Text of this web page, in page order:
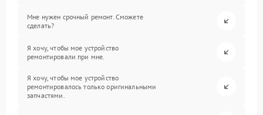
Мне нужен срочный ремонт. Сможете
сделать?
Я хочу, чтобы мое устройство
ремонтировали при мне.
Я хочу, чтобы мое устройство
ремонтировалось только оригинальными
запчастями.